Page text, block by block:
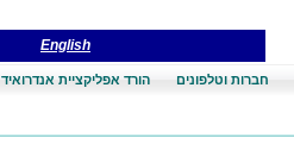
English
חברות וטלפונים הורד אפליקציית אנדרואיד